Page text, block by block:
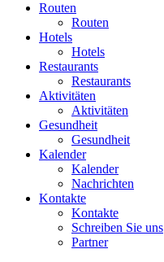
Routen
Routen
Hotels
Hotels
Restaurants
Restaurants
Aktivitäten
Aktivitäten
Gesundheit
Gesundheit
Kalender
Kalender
Nachrichten
Kontakte
Kontakte
Schreiben Sie uns
Partner